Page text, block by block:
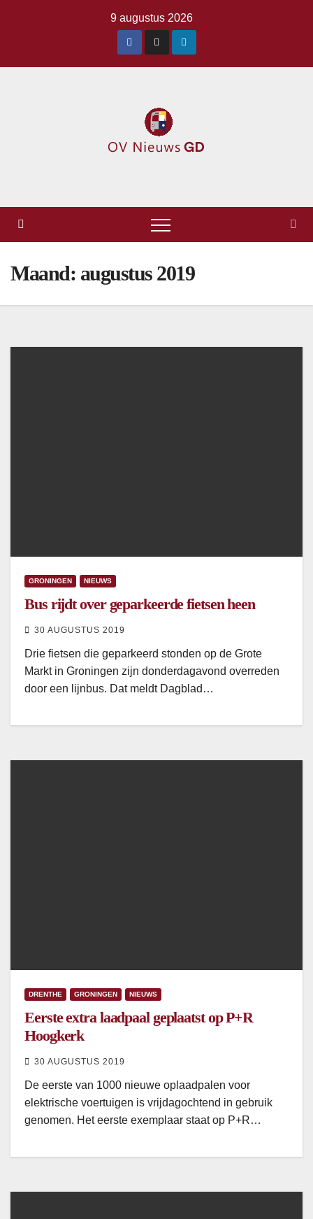
9 augustus 2026
Maand: augustus 2019
GRONINGEN NIEUWS
Bus rijdt over geparkeerde fietsen heen
30 AUGUSTUS 2019
Drie fietsen die geparkeerd stonden op de Grote
Markt in Groningen zijn donderdagavond overreden
door een lijnbus. Dat meldt Dagblad…
DRENTHE GRONINGEN NIEUWS
Eerste extra laadpaal geplaatst op P+R
Hoogkerk
30 AUGUSTUS 2019
De eerste van 1000 nieuwe oplaadpalen voor
elektrische voertuigen is vrijdagochtend in gebruik
genomen. Het eerste exemplaar staat op P+R…